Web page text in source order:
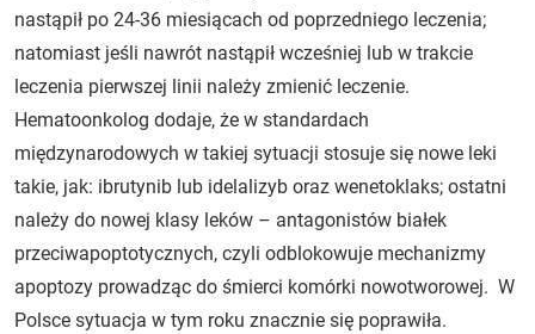
nastąpił po 24-36 miesiącach od poprzedniego leczenia;
natomiast jeśli nawrót nastąpił wcześniej lub w trakcie
leczenia pierwszej linii należy zmienić leczenie.
Hematoonkolog dodaje, że w standardach
międzynarodowych w takiej sytuacji stosuje się nowe leki
takie, jak: ibrutynib lub idelalizyb oraz wenetoklaks; ostatni
należy do nowej klasy leków – antagonistów białek
przeciwapoptotycznych, czyli odblokowuje mechanizmy
apoptozy prowadząc do śmierci komórki nowotworowej. W
Polsce sytuacja w tym roku znacznie się poprawiła.